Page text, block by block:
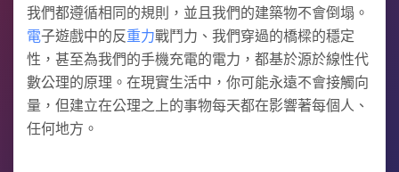
我們都遵循相同的規則，並且我們的建築物不會倒塌。
電子遊戲中的反重力戰鬥力、我們穿過的橋樑的穩定
性，甚至為我們的手機充電的電力，都基於源於線性代
數公理的原理。在現實生活中，你可能永遠不會接觸向
量，但建立在公理之上的事物每天都在影響著每個人、
任何地方。